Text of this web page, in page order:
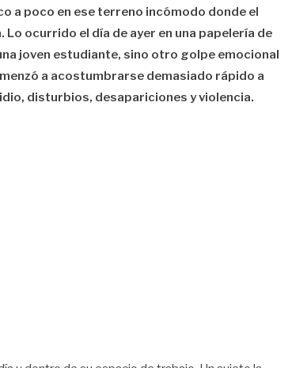
a poco en ese terreno incómodo donde el
ocurrido el día de ayer en una papelería de
joven estudiante, sino otro golpe emocional
a acostumbrarse demasiado rápido a
disturbios, desapariciones y violencia.